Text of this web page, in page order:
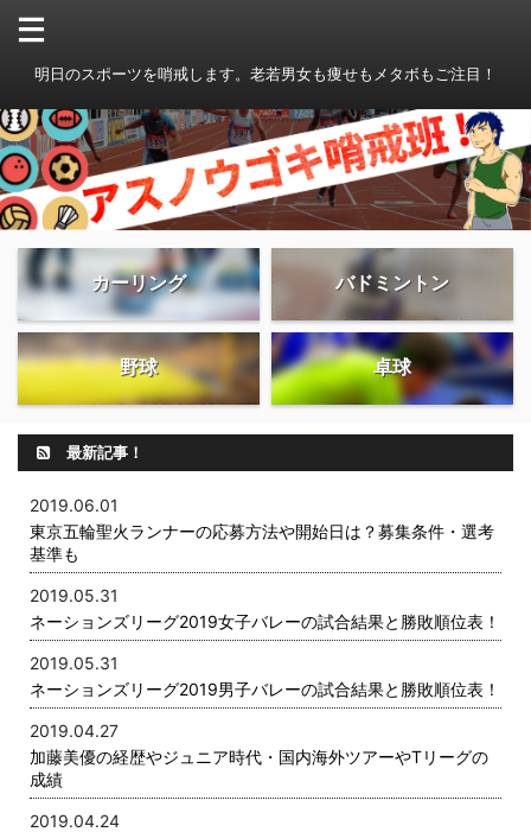
明日のスポーツを哨戒します。老若男女も痩せもメタボもご注目！
カーリング バドミントン
野球 卓球
最新記事！
2019.06.01
東京五輪聖火ランナーの応募方法や開始日は？募集条件・選考
基準も
2019.05.31
ネーションズリーグ2019女子バレーの試合結果と勝敗順位表！
2019.05.31
ネーションズリーグ2019男子バレーの試合結果と勝敗順位表！
2019.04.27
加藤美優の経歴やジュニア時代・国内海外ツアーやTリーグの
成績
2019.04.24